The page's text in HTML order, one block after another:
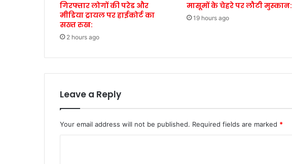
गिरफ्तार लोगों की परेड और
मीडिया ट्रायल पर हाईकोर्ट का
सख्त रुख:
2 hours ago
मासूमों के चेहरे पर लौटी मुस्कान:
19 hours ago
Leave a Reply
Your email address will not be published. Required fields are marked *